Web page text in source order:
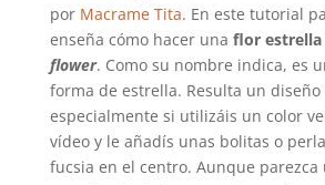
por Macrame Tita. En este tutorial
enseña cómo hacer una flor estrella
flower. Como su nombre indica, es
forma de estrella. Resulta un diseño
especialmente si utilizáis un color
vídeo y le añadís unas bolitas o
fucsia en el centro. Aunque parezca